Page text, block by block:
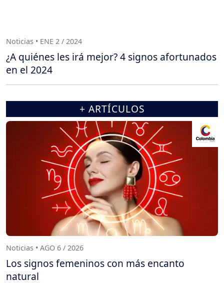
Noticias • ENE 2 / 2024
¿A quiénes les irá mejor? 4 signos afortunados
en el 2024
+ ARTÍCULOS
Noticias • AGO 6 / 2026
Los signos femeninos con más encanto
natural